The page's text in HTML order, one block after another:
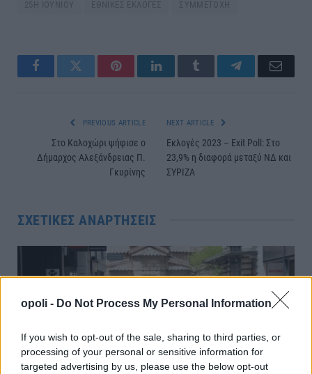
opoli - Do Not Process My Personal Information
If you wish to opt-out of the sale, sharing to third parties, or
processing of your personal or sensitive information for
targeted advertising by us, please use the below opt-out
25Η ΙΟΥΝΙΟΥ ΕΘΝΙΚΕΣ ΕΚΛΟΓΕΣ ΣΥΜΜΕΤΟΧΗ
FacebookTwitter PinterestLinkedInTumblr TelegramEmail
PREVIOUS ARTICLE
Στο Καλοχώρι ψήφισε ο
Δήμαρχος Αλεξάνδρειας Π.
Γκυρίνης
NEXT ARTICLE
Εκλογές 2023 – Exit Poll: Στο
23,9% η διαφορά μεταξύ ΝΔ και
ΣΥΡΙΖΑ
ΣΧΕΤΙΚΈΣ ΑΝΑΡΤΉΣΕΙΣ